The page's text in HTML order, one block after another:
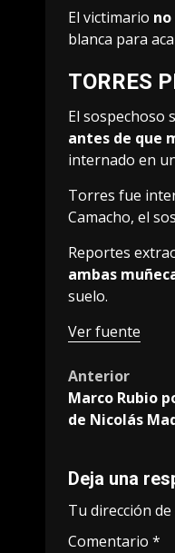
El victimario
blanca para
TORRES
El sospechoso
antes de que
internado en
Torres fue
Camacho, el
Reportes
ambas
suelo.
Ver fuente
Post
Anterior
Marco Rubio
de Nicolás
Deja una
Tu dirección
Comentario *